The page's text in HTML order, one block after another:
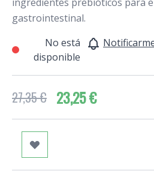
gastrointestinal.
No está
disponible
27,35 € 23,25 €